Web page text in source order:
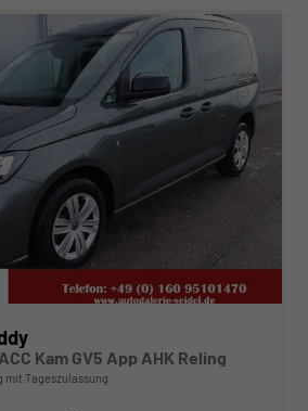
Kam GV5 App AHK Reling
mit Tageszulassung